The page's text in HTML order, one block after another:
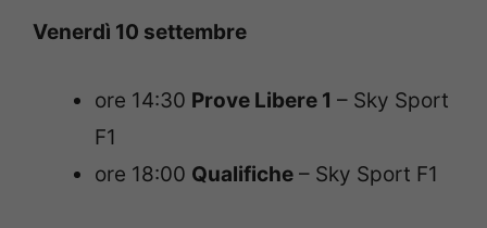
Venerdì 10 settembre
ore 14:30 Prove Libere 1 – Sky Sport
F1
ore 18:00 Qualifiche – Sky Sport F1